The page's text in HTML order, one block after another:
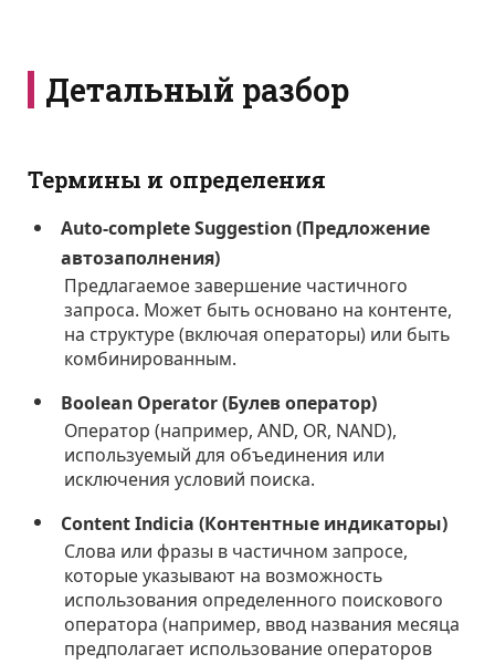
Детальный разбор
Термины и определения
Auto-complete Suggestion (Предложение
автозаполнения)
Предлагаемое завершение частичного
запроса. Может быть основано на контенте,
на структуре (включая операторы) или быть
комбинированным.
Boolean Operator (Булев оператор)
Оператор (например, AND, OR, NAND),
используемый для объединения или
исключения условий поиска.
Content Indicia (Контентные индикаторы)
Слова или фразы в частичном запросе,
которые указывают на возможность
использования определенного поискового
оператора (например, ввод названия месяца
предполагает использование операторов